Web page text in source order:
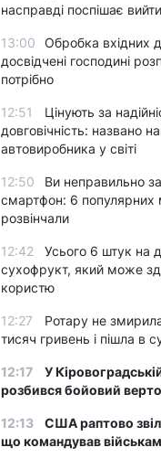
насправді поспішає
13:00
Обробка вхідних
досвідчені господині
потрібно
12:51
Цінують за
довговічність: названо
автовиробника у світі
12:50
Ви неправильно
смартфон: 6 популярних
розвінчали
12:42
Усього 6 штук на
сухофрукт, який може
користю
12:27
Ротару не
тисяч гривень і пішла в
12:17
У
розбився бойовий
12:13
США раптово
що командував